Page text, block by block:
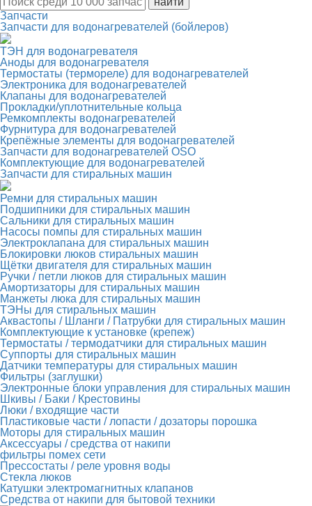
Запчасти
Запчасти для водонагревателей (бойлеров)
ТЭН для водонагревателя
Аноды для водонагревателя
Термостаты (термореле) для водонагревателей
Электроника для водонагревателей
Клапаны для водонагревателей
Прокладки/уплотнительные кольца
Ремкомплекты водонагревателей
Фурнитура для водонагревателей
Крепёжные элементы для водонагревателей
Запчасти для водонагревателей OSO
Комплектующие для водонагревателей
Запчасти для стиральных машин
Ремни для стиральных машин
Подшипники для стиральных машин
Сальники для стиральных машин
Насосы помпы для стиральных машин
Электроклапана для стиральных машин
Блокировки люков стиральных машин
Щётки двигателя для стиральных машин
Ручки / петли люков для стиральных машин
Амортизаторы для стиральных машин
Манжеты люка для стиральных машин
ТЭНы для стиральных машин
Аквастопы / Шланги / Патрубки для стиральных машин
Комплектующие к установке (крепеж)
Термостаты / термодатчики для стиральных машин
Суппорты для стиральных машин
Датчики температуры для стиральных машин
Фильтры (заглушки)
Электронные блоки управления для стиральных машин
Шкивы / Баки / Крестовины
Люки / входящие части
Пластиковые части / лопасти / дозаторы порошка
Моторы для стиральных машин
Аксессуары / средства от накипи
фильтры помех сети
Прессостаты / реле уровня воды
Стекла люков
Катушки электромагнитных клапанов
Средства от накипи для бытовой техники